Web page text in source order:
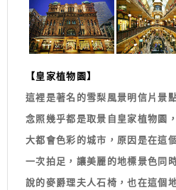
【皇家植物園】
這裡是著名的雪梨風景明信片景
念照幾乎都是取景自皇家植物園
大都會色彩的城市，原因是在這
一次拍足，讓美麗的地標景色同
說的麥爵理夫人石椅，也在這個